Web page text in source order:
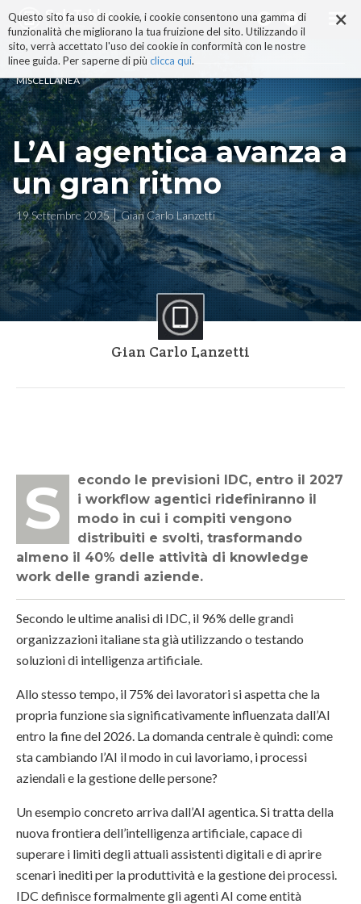
×
Questo sito fa uso di cookie, i cookie consentono una gamma di
funzionalità che migliorano la tua fruizione del sito. Utilizzando il
sito, verrà accettato l'uso dei cookie in conformità con le nostre
linee guida. Per saperne di più clicca qui.
ai
contenuti.
|
alla
navigazione
MISCELLANEA
L’AI agentica avanza a
un gran ritmo
19 Settembre 2025 Gian Carlo Lanzetti
Gian Carlo Lanzetti
Secondo le previsioni IDC, entro il 2027
i workflow agentici ridefiniranno il
modo in cui i compiti vengono
distribuiti e svolti, trasformando
almeno il 40% delle attività di knowledge
work delle grandi aziende.
Secondo le ultime analisi di IDC, il 96% delle grandi
organizzazioni italiane sta già utilizzando o testando
soluzioni di intelligenza artificiale.
Allo stesso tempo, il 75% dei lavoratori si aspetta che la
propria funzione sia significativamente influenzata dall’AI
entro la fine del 2026. La domanda centrale è quindi: come
sta cambiando l’AI il modo in cui lavoriamo, i processi
aziendali e la gestione delle persone?
Un esempio concreto arriva dall’AI agentica. Si tratta della
nuova frontiera dell’intelligenza artificiale, capace di
superare i limiti degli attuali assistenti digitali e di aprire
scenari inediti per la produttività e la gestione dei processi.
IDC definisce formalmente gli agenti AI come entità